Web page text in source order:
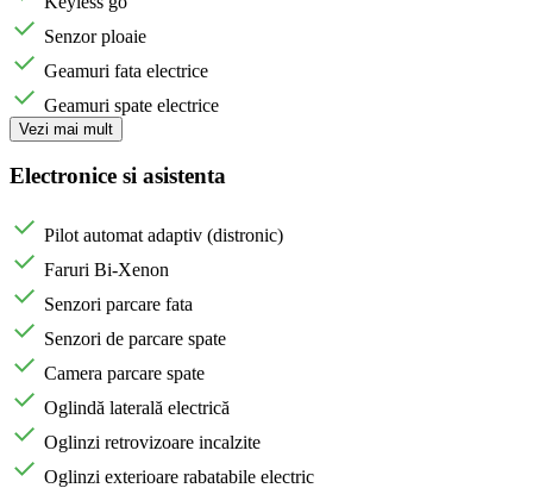
Senzor ploaie
Geamuri fata electrice
Geamuri spate electrice
Vezi mai mult
Electronice si asistenta
Pilot automat adaptiv (distronic)
Faruri Bi-Xenon
Senzori parcare fata
Senzori de parcare spate
Camera parcare spate
Oglindă laterală electrică
Oglinzi retrovizoare incalzite
Oglinzi exterioare rabatabile electric